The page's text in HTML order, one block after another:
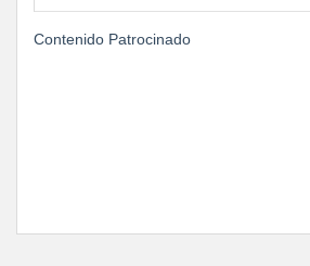
Contenido Patrocinado